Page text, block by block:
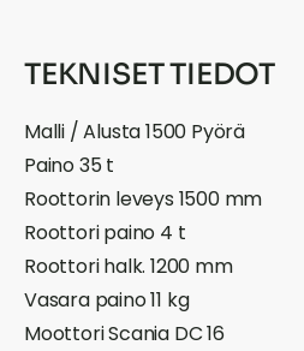
TEKNISET TIEDOT
Malli / Alusta 1500 Pyörä
Paino 35 t
Roottorin leveys 1500 mm
Roottori paino 4 t
Roottori halk. 1200 mm
Vasara paino 11 kg
Moottori Scania DC 16